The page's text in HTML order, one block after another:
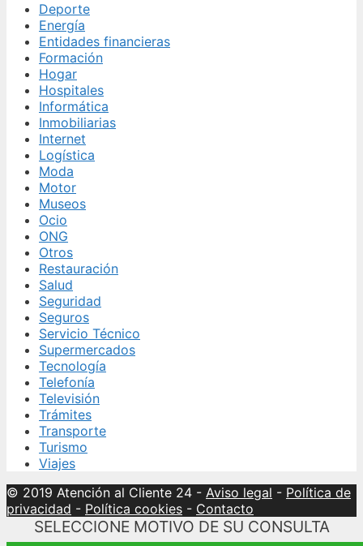
Deporte
Energía
Entidades financieras
Formación
Hogar
Hospitales
Informática
Inmobiliarias
Internet
Logística
Moda
Motor
Museos
Ocio
ONG
Otros
Restauración
Salud
Seguridad
Seguros
Servicio Técnico
Supermercados
Tecnología
Telefonía
Televisión
Trámites
Transporte
Turismo
Viajes
© 2019 Atención al Cliente 24 - Aviso legal - Política de
privacidad - Política cookies - Contacto
SELECCIONE MOTIVO DE SU CONSULTA